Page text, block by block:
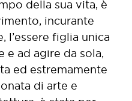
della sua vita, è
incurante
l’essere figlia unica
e ad agire da sola,
ed estremamente
di arte e